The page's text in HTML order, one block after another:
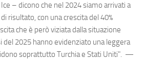
– dicono che nel 2024 siamo arrivati a
risultato, con una crescita del 40%
che è però viziata dalla situazione
del 2025 hanno evidenziato una leggera
soprattutto Turchia e Stati Uniti". —